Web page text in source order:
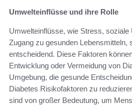
Umwelteinflüsse und ihre Rolle
Umwelteinflüsse, wie Stress, soziale
Zugang zu gesunden Lebensmitteln,
entscheidend. Diese Faktoren
Entwicklung oder Vermeidung von
Umgebung, die gesunde
Diabetes Risikofaktoren zu
sind von großer Bedeutung, um